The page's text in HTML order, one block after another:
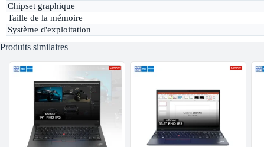
Chipset graphique
Taille de la mémoire
Système d'exploitation
Produits similaires